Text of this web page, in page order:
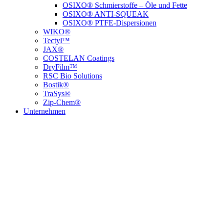
OSIXO® Schmierstoffe – Öle und Fette
OSIXO® ANTI-SQUEAK
OSIXO® PTFE-Dispersionen
WIKO®
Tectyl™
JAX®
COSTELAN Coatings
DryFilm™
RSC Bio Solutions
Bostik®
TraSys®
Zip-Chem®
Unternehmen